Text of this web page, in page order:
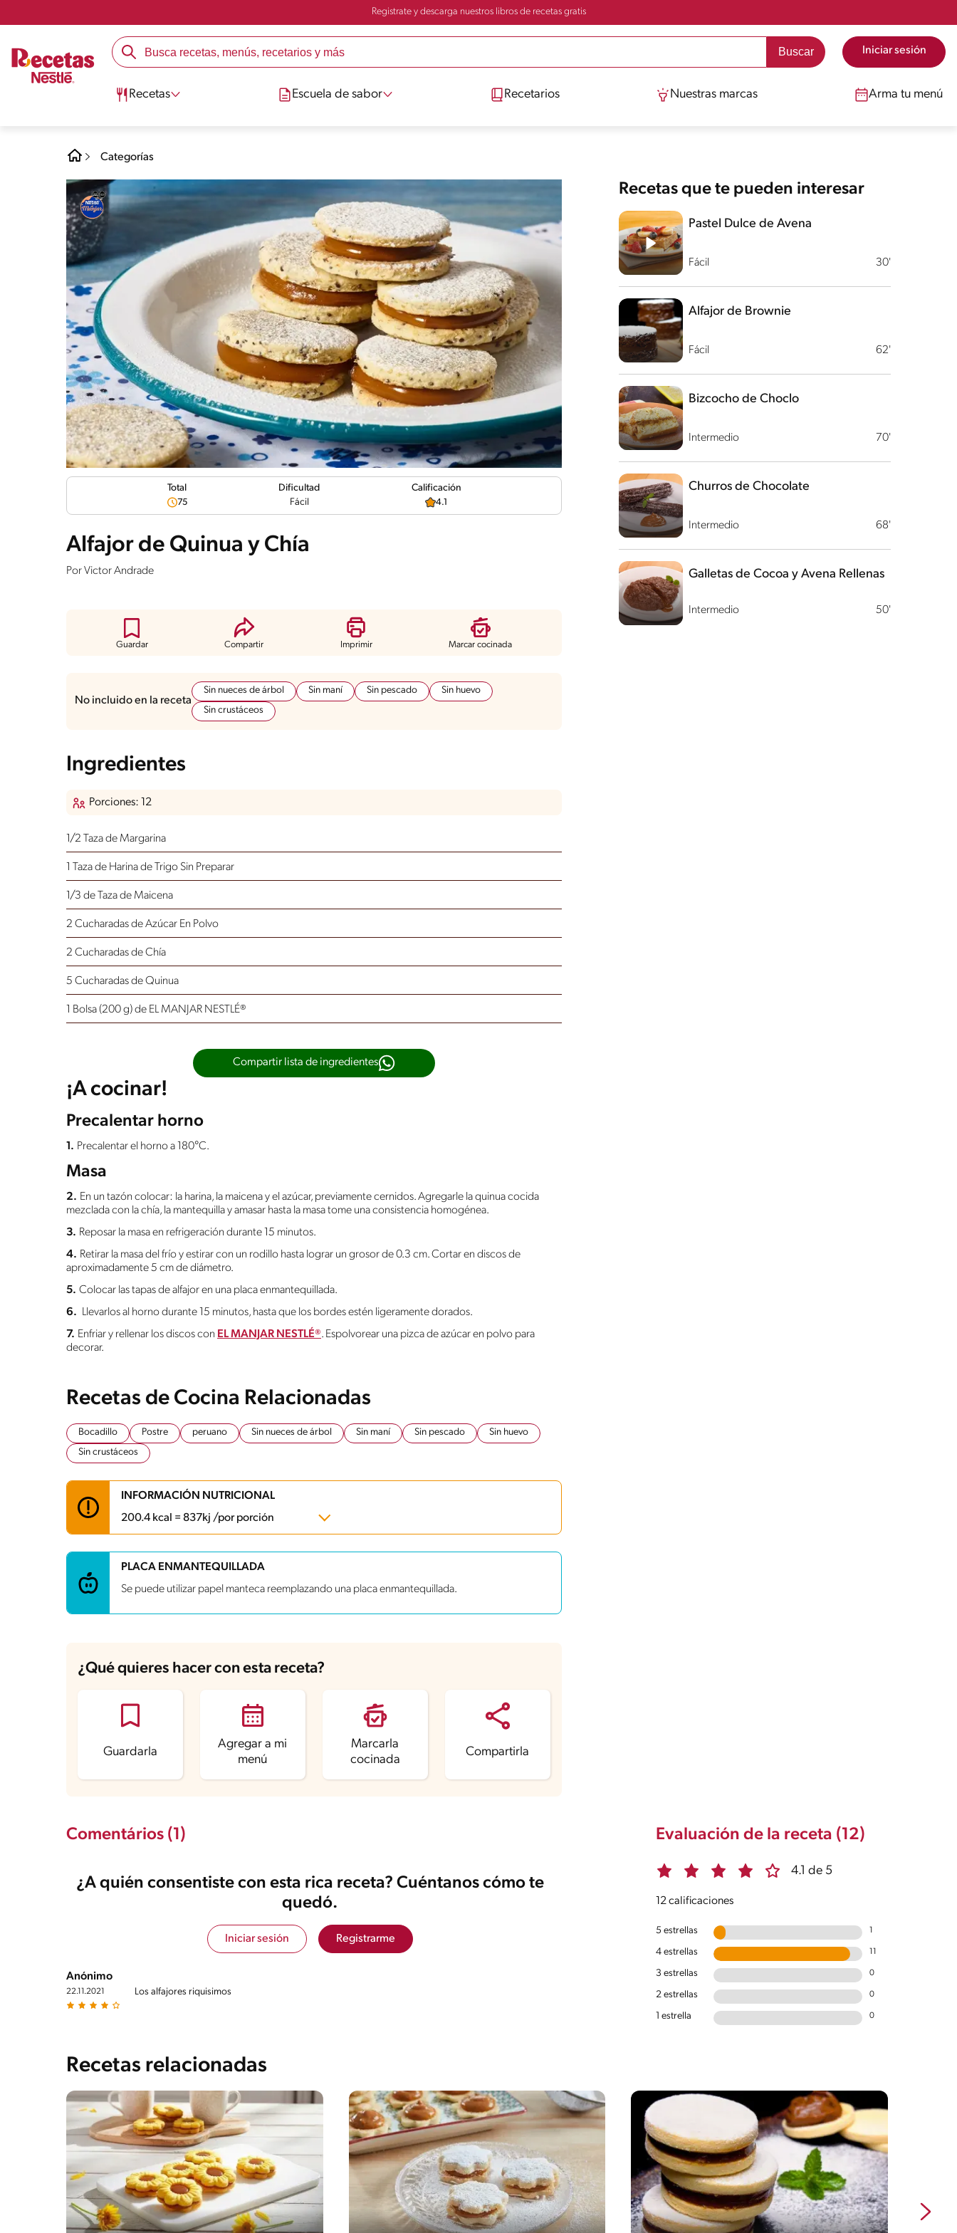
Registrate y descarga nuestros libros de recetas gratis
Iniciar sesión
Recetas Escuela de sabor Recetarios Nuestras marcas Arma tu menú
Categorías
Total
75
Dificultad
Fácil
Calificación
4.1
Alfajor de Quinua y Chía
PorVictor Andrade
Guardar Compartir Imprimir Marcar cocinada
No incluido en la receta
Sin nueces de árbol Sin maní Sin pescado
Sin huevo
Sin crustáceos
Ingredientes
Porciones: 12
1/2 Taza de Margarina
1 Taza de Harina de Trigo Sin Preparar
1/3 de Taza de Maicena
2 Cucharadas de Azúcar En Polvo
2 Cucharadas de Chía
5 Cucharadas de Quinua
1 Bolsa (200 g) de EL MANJAR NESTLÉ®
Compartir lista de ingredientes
¡A cocinar!
Precalentar horno
1. Precalentar el horno a 180°C.
Masa
2. En un tazón colocar: la harina, la maicena y el azúcar, previamente cernidos. Agregarle la quinua cocida
mezclada con la chía, la mantequilla y amasar hasta la masa tome una consistencia homogénea.
3. Reposar la masa en refrigeración durante 15 minutos.
4. Retirar la masa del frío y estirar con un rodillo hasta lograr un grosor de 0.3 cm. Cortar en discos de
aproximadamente 5 cm de diámetro.
5. Colocar las tapas de alfajor en una placa enmantequillada.
6.
Llevarlos al horno durante 15 minutos, hasta que los bordes estén ligeramente dorados.
7. Enfriar y rellenar los discos con EL MANJAR NESTLÉ®. Espolvorear una pizca de azúcar en polvo para
decorar.
Recetas de Cocina Relacionadas
Bocadillo Postre peruano Sin nueces de árbol Sin maní Sin pescado
Sin huevo
Sin crustáceos
INFORMACIÓN NUTRICIONAL
200.4 kcal = 837kj /por porción
Carbohidratos 24.8 g
Grasas 9.9 g
PLACA ENMANTEQUILLADA
Se puede utilizar papel manteca reemplazando una placa enmantequillada.
¿Qué quieres hacer con esta receta?
Guardarla
Agregar a mi
menú
Marcarla
cocinada
Compartirla
Recetas que te pueden interesar
Fácil 30'
Pastel Dulce de Avena
Fácil 62'
Alfajor de Brownie
Intermedio 70'
Bizcocho de Choclo
Intermedio 68'
Churros de Chocolate
Intermedio 50'
Galletas de Cocoa y Avena Rellenas
Evaluación de la receta (12)
4.1 de 5
12 calificaciones
5 estrellas 1
4 estrellas 11
3 estrellas 0
2 estrellas 0
1 estrella 0
Comentários (1)
¿A quién consentiste con esta rica receta? Cuéntanos cómo te
quedó.
Iniciar sesión Registrarme
Anónimo
22.11.2021 Los alfajores riquisimos
Recetas relacionadas